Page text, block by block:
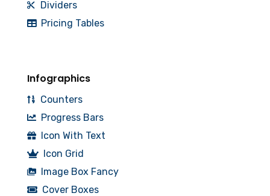
Dividers
Pricing Tables
Infographics
Counters
Progress Bars
Icon With Text
Icon Grid
Image Box Fancy
Cover Boxes